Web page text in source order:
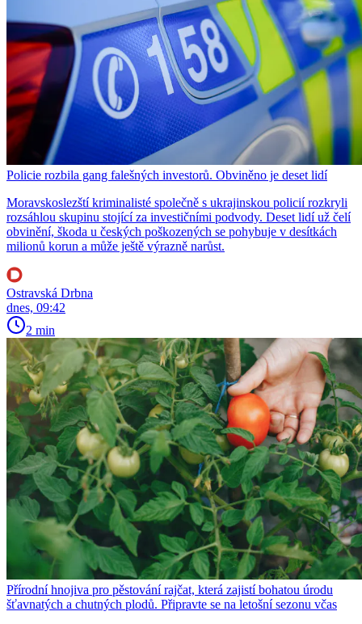
Policie rozbila gang falešných investorů. Obviněno je deset lidí
Moravskoslezští kriminalisté společně s ukrajinskou policií rozkryli
rozsáhlou skupinu stojící za investičními podvody. Deset lidí už čelí
obvinění, škoda u českých poškozených se pohybuje v desítkách
milionů korun a může ještě výrazně narůst.
Ostravská Drbna
dnes, 09:42
2 min
Přírodní hnojiva pro pěstování rajčat, která zajistí bohatou úrodu
šťavnatých a chutných plodů. Připravte se na letošní sezonu včas